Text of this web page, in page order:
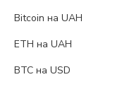
Bitcoin на UAH
ETH на UAH
BTC на USD